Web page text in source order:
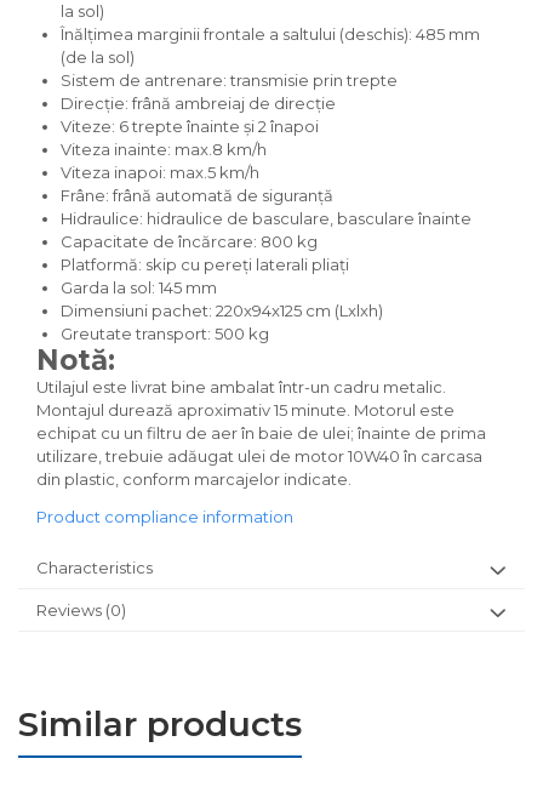
la sol)
Înălțimea marginii frontale a saltului (deschis): 485 mm
(de la sol)
Sistem de antrenare: transmisie prin trepte
Direcție: frână ambreiaj de direcție
Viteze: 6 trepte înainte și 2 înapoi
Viteza inainte: max.8 km/h
Viteza inapoi: max.5 km/h
Frâne: frână automată de siguranță
Hidraulice: hidraulice de basculare, basculare înainte
Capacitate de încărcare: 800 kg
Platformă: skip cu pereți laterali pliați
Garda la sol: 145 mm
Dimensiuni pachet: 220x94x125 cm (Lxlxh)
Greutate transport: 500 kg
Notă:
Utilajul este livrat bine ambalat într-un cadru metalic.
Montajul durează aproximativ 15 minute. Motorul este
echipat cu un filtru de aer în baie de ulei; înainte de prima
utilizare, trebuie adăugat ulei de motor 10W40 în carcasa
din plastic, conform marcajelor indicate.
Product compliance information
Characteristics
Reviews (0)
Similar products